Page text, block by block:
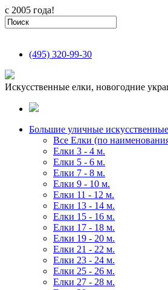
с 2005 года!
(495) 320-99-30
Искусственные елки, новогодние
Большие уличные
Все Елки (по
Елки 3 - 4 м.
Елки 5 - 6 м.
Елки 7 - 8 м.
Елки 9 - 10 м.
Елки 11 - 12 м.
Елки 13 - 14 м.
Елки 15 - 16 м.
Елки 17 - 18 м.
Елки 19 - 20 м.
Елки 21 - 22 м.
Елки 23 - 24 м.
Елки 25 - 26 м.
Елки 27 - 28 м.